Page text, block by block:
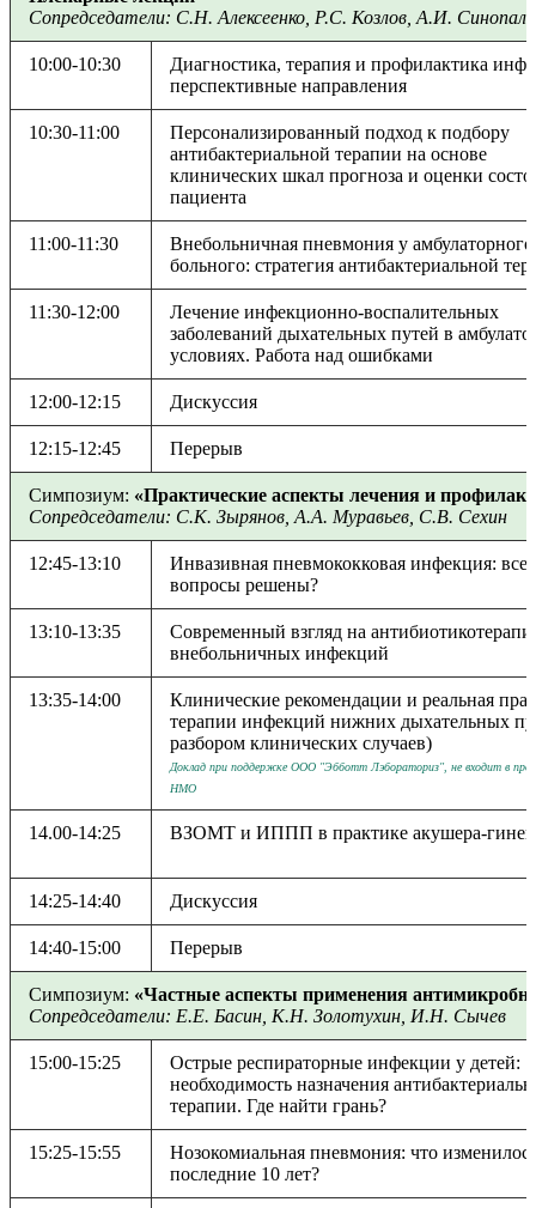
Сопредседатели: С.Н. Алексеенко, Р.С. Козлов, А.И.
10:00-10:30
Диагностика, терапия и профилактика
перспективные направления
10:30-11:00
Персонализированный подход к подбору
антибактериальной терапии на основе
клинических шкал прогноза и оценки
пациента
11:00-11:30
Внебольничная пневмония у амбулаторного
больного: стратегия антибактериальной
11:30-12:00
Лечение инфекционно-воспалительных
заболеваний дыхательных путей в
условиях. Работа над ошибками
12:00-12:15 Дискуссия
12:15-12:45 Перерыв
Симпозиум: «Практические аспекты лечения и
Сопредседатели: С.К. Зырянов, А.А. Муравьев, С.В. Сехин
12:45-13:10
Инвазивная пневмококковая инфекция: все
вопросы решены?
13:10-13:35
Современный взгляд на
внебольничных инфекций
13:35-14:00
Клинические рекомендации и реальная
терапии инфекций нижних дыхательных
разбором клинических случаев)
Доклад при поддержке ООО "Эбботт Лэбораториз", не входит в
НМО
14.00-14:25 ВЗОМТ и ИППП в практике акушера-
14:25-14:40 Дискуссия
14:40-15:00 Перерыв
Симпозиум: «Частные аспекты применения
Сопредседатели: Е.Е. Басин, К.Н. Золотухин, И.Н. Сычев
15:00-15:25
Острые респираторные инфекции у детей:
необходимость назначения
терапии. Где найти грань?
15:25-15:55
Нозокомиальная пневмония: что
последние 10 лет?